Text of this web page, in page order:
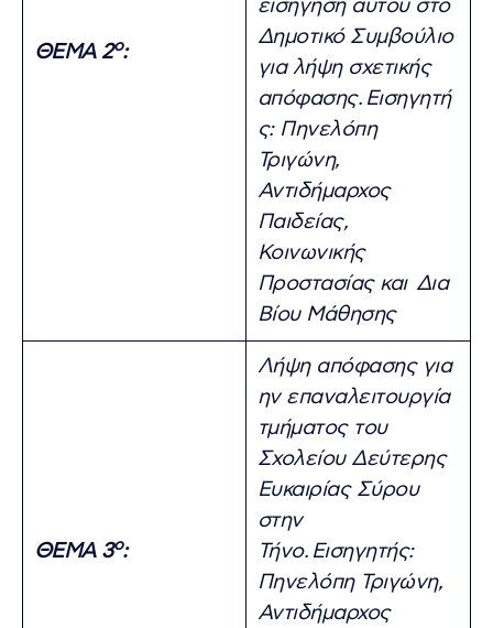
ΘΕΜΑ 2ο:
εισήγηση αυτού στο
Δημοτικό Συμβούλιο
για λήψη σχετικής
απόφασης. Εισηγητή
ς: Πηνελόπη
Τριγώνη,
Αντιδήμαρχος
Παιδείας,
Κοινωνικής
Προστασίας και Δια
Βίου Μάθησης
ΘΕΜΑ 3ο:
Λήψη απόφασης για
ην επαναλειτουργία
τμήματος του
Σχολείου Δεύτερης
Ευκαιρίας Σύρου
στην
Τήνο. Εισηγητής:
Πηνελόπη Τριγώνη,
Αντιδήμαρχος